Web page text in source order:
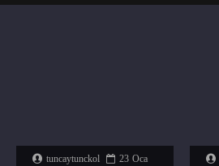
tuncaytunckol 23 Oca